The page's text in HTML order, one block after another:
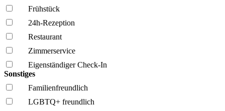
Frühstück
24h-Rezeption
Restaurant
Zimmerservice
Eigenständiger Check-In
Sonstiges
Familien­freundlich
LGBTQ+ freundlich